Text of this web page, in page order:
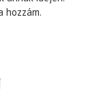
hozzám.